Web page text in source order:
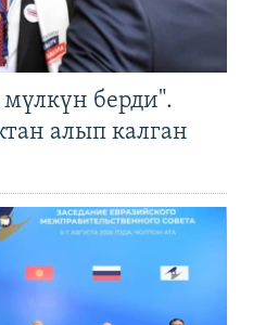
берди".
алып калган